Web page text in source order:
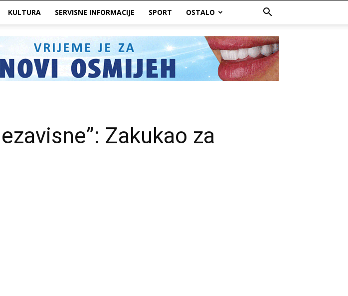
KULTURA SERVISNE INFORMACIJE SPORT OSTALO
Zakukao za